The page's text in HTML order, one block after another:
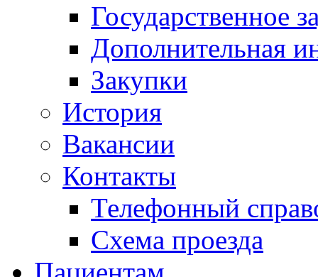
Государственное
Дополнительная
Закупки
История
Вакансии
Контакты
Телефонный
Схема проезда